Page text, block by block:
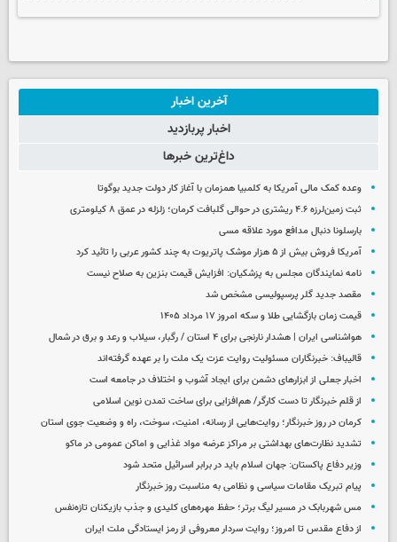
آخرین اخبار
اخبار پربازدید
داغ‌ترین خبرها
وعده کمک مالی آمریکا به کلمبیا همزمان با آغاز کار دولت جدید بوگوتا
ثبت زمین‌لرزه ۴.۶ ریشتری در حوالی گلبافت کرمان؛ زلزله در عمق ۸ کیلومتری
بارسلونا دنبال مدافع مورد علاقه مسی
آمریکا فروش بیش از ۵ هزار موشک پاتریوت به چند کشور عربی را تائید کرد
نامه نمایندگان مجلس به پزشکیان: افزایش قیمت بنزین به صلاح نیست
مقصد جدید گلر پرسپولیسی مشخص شد
قیمت زمان بازگشایی طلا و سکه امروز ۱۷ مرداد ۱۴۰۵
هواشناسی ایران | هشدار نارنجی برای ۴ استان / رگبار، سیلاب و رعد و برق در شمال
قالیباف: خبرنگاران مسئولیت روایت عزت یک ملت را بر عهده گرفته‌اند
اخبار جعلی از ابزارهای دشمن برای ایجاد آشوب و اختلاف در جامعه است
از قلم خبرنگار تا دست کارگر/ هم‌افزایی برای ساخت تمدن نوین اسلامی
کرمان در روز خبرنگار؛ روایت‌هایی از رسانه، امنیت، سوخت، راه و وضعیت جوی استان
تشدید نظارت‌های بهداشتی بر مراکز عرضه مواد غذایی و اماکن عمومی در ماکو
وزیر دفاع پاکستان: جهان اسلام باید در برابر اسرائیل متحد شود
پیام تبریک مقامات سیاسی و نظامی به مناسبت روز خبرنگار
مس شهربابک در مسیر لیگ برتر؛ حفظ مهره‌های کلیدی و جذب بازیکنان تازه‌نفس
از دفاع مقدس تا امروز؛ روایت سردار معروفی از رمز ایستادگی ملت ایران